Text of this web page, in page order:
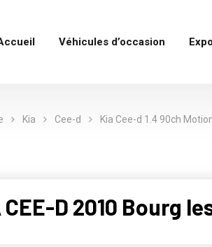
Véhicules d’occasion
Kia Cee-d Kia Cee-d 1.4 90ch
D 2010 Bourg